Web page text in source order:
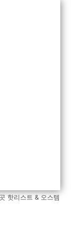
핫리스트 & 오스템